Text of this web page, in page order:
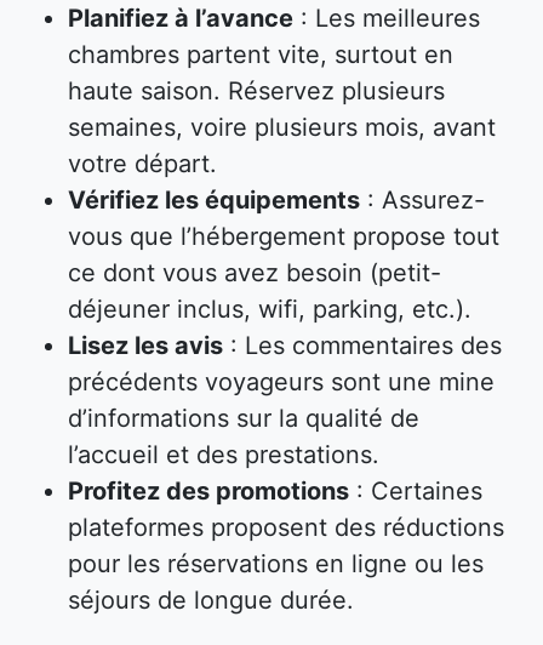
Planifiez à l’avance : Les meilleures
chambres partent vite, surtout en
haute saison. Réservez plusieurs
semaines, voire plusieurs mois, avant
votre départ.
Vérifiez les équipements : Assurez-
vous que l’hébergement propose tout
ce dont vous avez besoin (petit-
déjeuner inclus, wifi, parking, etc.).
Lisez les avis : Les commentaires des
précédents voyageurs sont une mine
d’informations sur la qualité de
l’accueil et des prestations.
Profitez des promotions : Certaines
plateformes proposent des réductions
pour les réservations en ligne ou les
séjours de longue durée.